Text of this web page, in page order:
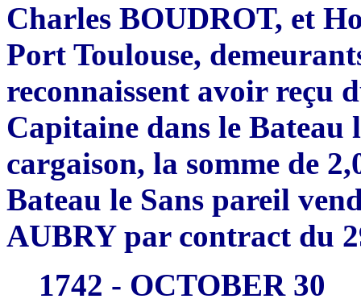
Charles BOUDROT, et
Port Toulouse,
reconnaissent avoir reçu
Capitaine dans le Bateau
cargaison, la somme de
Bateau le Sans pareil
AUBRY par contract du
1742 - OCTOBER 30